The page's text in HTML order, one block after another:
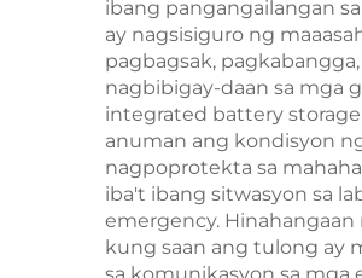
ibang pangangailangan
ay nagsisiguro ng
pagbagsak,
nagbibigay-daan sa mga
integrated battery
anuman ang kondisyon
nagpoprotekta sa
iba't ibang sitwasyon sa
emergency.
kung saan ang tulong ay